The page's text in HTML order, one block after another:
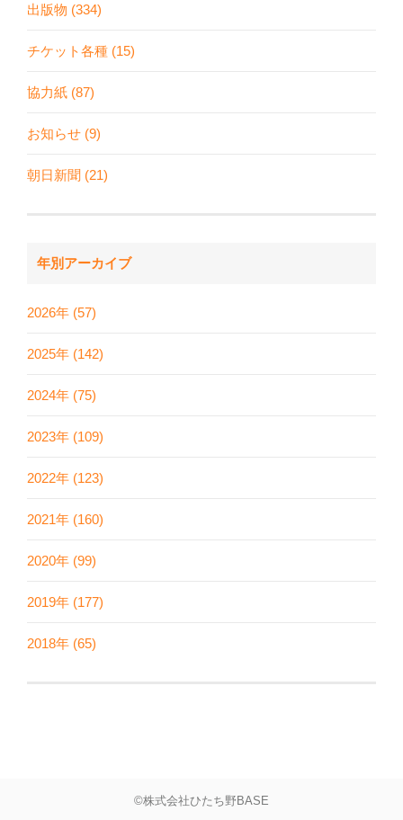
出版物 (334)
チケット各種 (15)
協力紙 (87)
お知らせ (9)
朝日新聞 (21)
年別アーカイブ
2026年 (57)
2025年 (142)
2024年 (75)
2023年 (109)
2022年 (123)
2021年 (160)
2020年 (99)
2019年 (177)
2018年 (65)
©株式会社ひたち野BASE